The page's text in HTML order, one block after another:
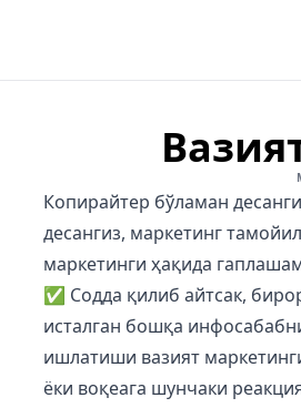
Копирайтер бўламан
десангиз, маркетинг
маркетинги ҳақида
✅ Содда қилиб айтсак,
исталган бошқа
ишлатиши вазият
ёки воқеага шунчаки